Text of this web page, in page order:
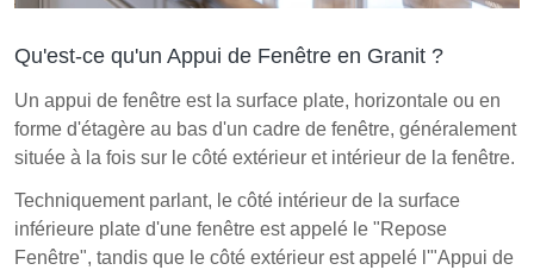
Qu'est-ce qu'un Appui de Fenêtre en Granit ?
Un appui de fenêtre est la surface plate, horizontale ou en
forme d'étagère au bas d'un cadre de fenêtre, généralement
située à la fois sur le côté extérieur et intérieur de la fenêtre.
Techniquement parlant, le côté intérieur de la surface
inférieure plate d'une fenêtre est appelé le "Repose
Fenêtre", tandis que le côté extérieur est appelé l'"Appui de